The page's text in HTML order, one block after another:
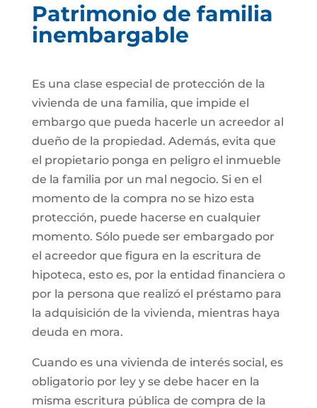
Patrimonio de familia
inembargable
Es una clase especial de protección de la
vivienda de una familia, que impide el
embargo que pueda hacerle un acreedor al
dueño de la propiedad. Además, evita que
el propietario ponga en peligro el inmueble
de la familia por un mal negocio. Si en el
momento de la compra no se hizo esta
protección, puede hacerse en cualquier
momento. Sólo puede ser embargado por
el acreedor que figura en la escritura de
hipoteca, esto es, por la entidad financiera o
por la persona que realizó el préstamo para
la adquisición de la vivienda, mientras haya
deuda en mora.
Cuando es una vivienda de interés social, es
obligatorio por ley y se debe hacer en la
misma escritura pública de compra de la